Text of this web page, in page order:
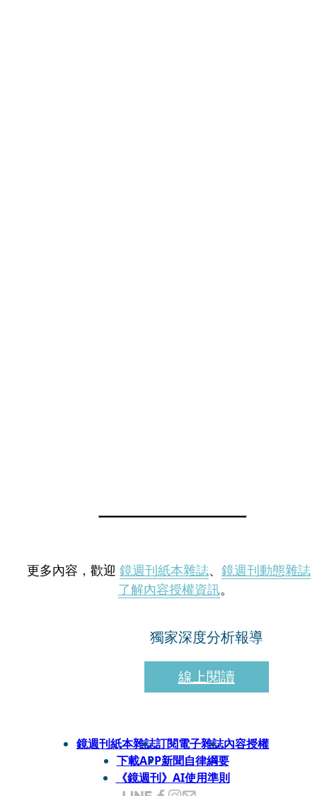
更多內容，歡迎 鏡週刊紙本雜誌、 鏡週刊動態雜誌
了解內容授權資訊。
獨家深度分析報導
線上閱讀
鏡週刊紙本雜誌訂閱電子雜誌內容授權
下載APP新聞自律綱要
《鏡週刊》AI使用準則